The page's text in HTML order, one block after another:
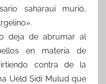
saharaui murió,
deja de abrumar al
en materia de
contra de la
Ueld Sidi Mulud que